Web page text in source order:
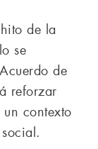
de la
se
de
reforzar
contexto